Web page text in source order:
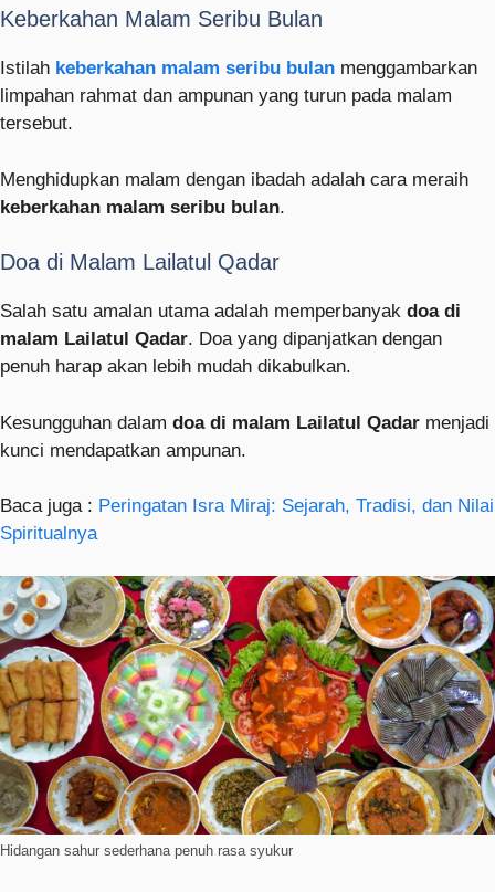
Keberkahan Malam Seribu Bulan
Istilah keberkahan malam seribu bulan menggambarkan
limpahan rahmat dan ampunan yang turun pada malam
tersebut.
Menghidupkan malam dengan ibadah adalah cara meraih
keberkahan malam seribu bulan.
Doa di Malam Lailatul Qadar
Salah satu amalan utama adalah memperbanyak doa di
malam Lailatul Qadar. Doa yang dipanjatkan dengan
penuh harap akan lebih mudah dikabulkan.
Kesungguhan dalam doa di malam Lailatul Qadar menjadi
kunci mendapatkan ampunan.
Baca juga : Peringatan Isra Miraj: Sejarah, Tradisi, dan Nilai
Spiritualnya
Hidangan sahur sederhana penuh rasa syukur